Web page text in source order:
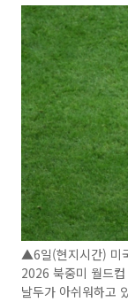
▲6일(현지시간) 미
2026 북중미 월드
날두가 아쉬워하고